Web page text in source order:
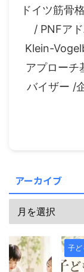
ドイツ筋骨
/ PNFア
Klein-
アプローチ
バイザー /
アーカイブ
子ど